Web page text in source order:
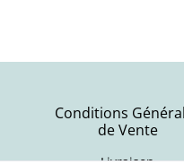
Conditions
de Vente